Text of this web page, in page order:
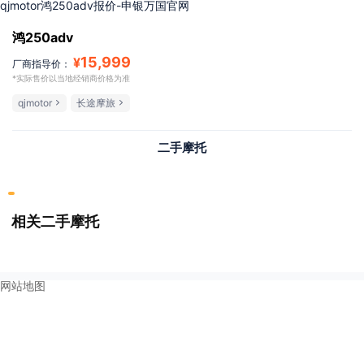
qjmotor鸿250adv报价-申银万国官网
鸿250adv
厂商指导价： ¥15,999
*实际售价以当地经销商价格为准
qjmotor 长途摩旅
二手摩托
相关二手摩托
网站地图